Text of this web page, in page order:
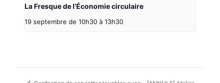
La Fresque de l’Économie circulaire
19 septembre de 10h30 à 13h30